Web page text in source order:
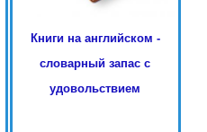
Книги на английском -
словарный запас с
удовольствием